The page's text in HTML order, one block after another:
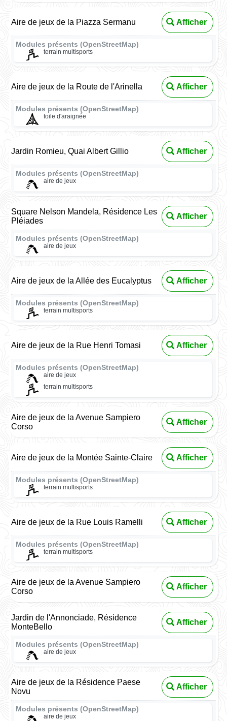
Aire de jeux de la Piazza Sermanu Afficher
Modules présents (OpenStreetMap)
terrain multisports
Aire de jeux de la Route de l'Arinella Afficher
Modules présents (OpenStreetMap)
toile d'araignée
Jardin Romieu, Quai Albert Gillio Afficher
Modules présents (OpenStreetMap)
aire de jeux
Square Nelson Mandela, Résidence Les
Pléiades
Afficher
Modules présents (OpenStreetMap)
aire de jeux
Aire de jeux de la Allée des Eucalyptus Afficher
Modules présents (OpenStreetMap)
terrain multisports
Aire de jeux de la Rue Henri Tomasi Afficher
Modules présents (OpenStreetMap)
aire de jeux
terrain multisports
Aire de jeux de la Avenue Sampiero
Corso
Afficher
Aire de jeux de la Montée Sainte-Claire Afficher
Modules présents (OpenStreetMap)
terrain multisports
Aire de jeux de la Rue Louis Ramelli Afficher
Modules présents (OpenStreetMap)
terrain multisports
Aire de jeux de la Avenue Sampiero
Corso
Afficher
Jardin de l'Annonciade, Résidence
MonteBello
Afficher
Modules présents (OpenStreetMap)
aire de jeux
Aire de jeux de la Résidence Paese
Novu
Afficher
Modules présents (OpenStreetMap)
aire de jeux